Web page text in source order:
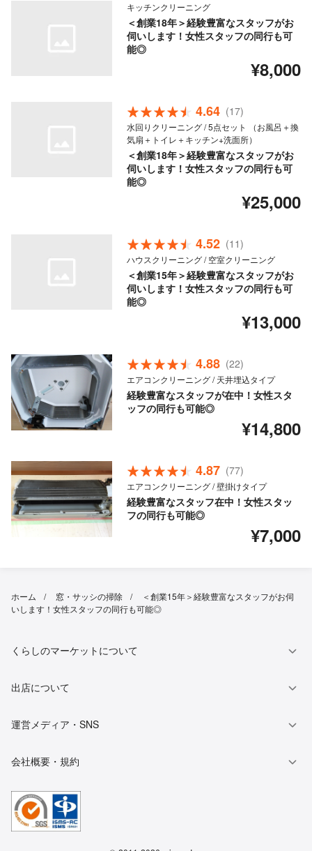
キッチンクリーニング
＜創業18年＞経験豊富なスタッフがお
伺いします！女性スタッフの同行も可
能◎
¥8,000
4.64 (17)
水回りクリーニング / 5点セット （お風呂＋換
気扇＋トイレ＋キッチン+洗面所）
＜創業18年＞経験豊富なスタッフがお
伺いします！女性スタッフの同行も可
能◎
¥25,000
4.52 (11)
ハウスクリーニング / 空室クリーニング
＜創業15年＞経験豊富なスタッフがお
伺いします！女性スタッフの同行も可
能◎
¥13,000
4.88 (22)
エアコンクリーニング / 天井埋込タイプ
経験豊富なスタッフが在中！女性スタ
ッフの同行も可能◎
¥14,800
4.87 (77)
エアコンクリーニング / 壁掛けタイプ
経験豊富なスタッフ在中！女性スタッ
フの同行も可能◎
¥7,000
ホーム 窓・サッシの掃除
＜創業15年＞経験豊富なスタッフがお伺
いします！女性スタッフの同行も可能◎
くらしのマーケットについて
出店について
運営メディア・SNS
会社概要・規約